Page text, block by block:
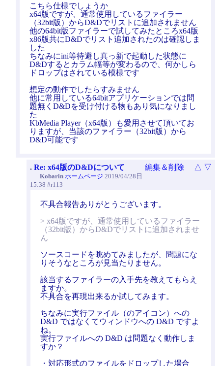
こちら仕様でしょうか
x64版ですが、通常使用しているファイラー
（32bit版）からD&Dでリストに追加されません
他の64bit版ファイラーで試してみたところx64版
x86版共にD&Dでリスト追加されたのは確認しま
した
ちなみにini等待避し真っ新で起動した状態に
D&Dするとカラム幅等が変わるので、何かしら
ドロップはされている模様です
想定の動作でしたらすみません
他に常用している64bitアプリケーションでは問
題無くD&Dを受け付ける物もあり気になりまし
た
KbMedia Player（x64版）も愛用させて頂いてお
りますが、当該のファイラー（32bit版）から
D&D可能です
. Re: x64版のD&Dについて
Kobarin ホームページ 2019/04/28日
15:38 #r113
編集＆削除 △ ▽
不具合報告ありがとうございます。
> x64版ですが、通常使用しているファイラー
（32bit版）からD&Dでリストに追加されませ
ん
ソースコードを眺めてみましたが、問題にな
りそうなところが見当たりません。
該当するファイラーの入手先を教えてもらえ
ますか。
不具合を再現出来るか試してみます。
ちなみに実行ファイル（のアイコン）への
D&D ではなくてウィンドウへの D&D ですよ
ね。
実行ファイルへの D&D は問題なく動作しま
すか？
・対応形式のファイルをドロップした場合